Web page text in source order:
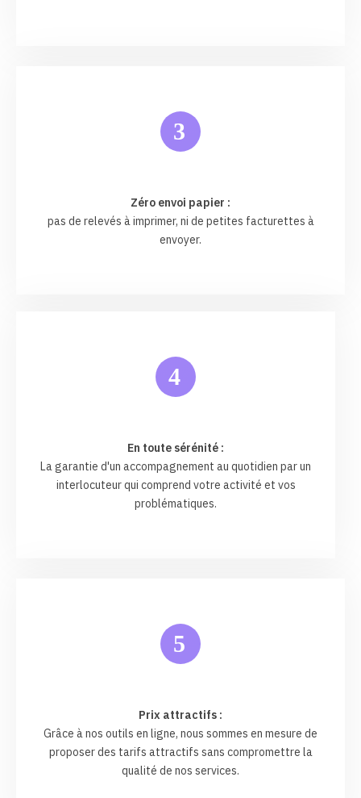
3
Zéro envoi papier :
pas de relevés à imprimer, ni de petites facturettes à
envoyer.
4
En toute sérénité :
La garantie d'un accompagnement au quotidien par un
interlocuteur qui comprend votre activité et vos
problématiques.
5
Prix attractifs :
Grâce à nos outils en ligne, nous sommes en mesure de
proposer des tarifs attractifs sans compromettre la
qualité de nos services.